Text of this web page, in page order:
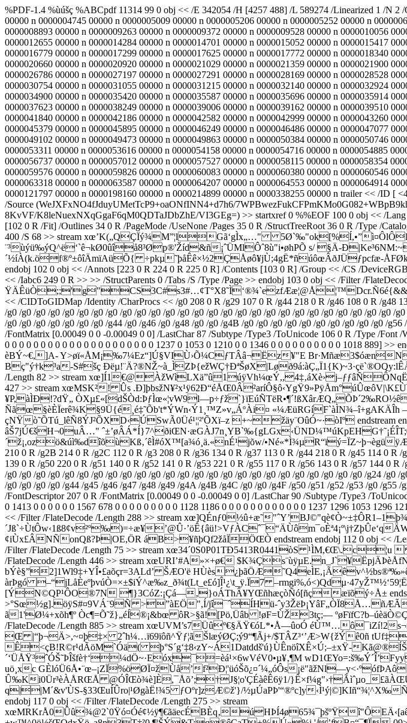
%PDF-1.4 %ùúšç %ABCpdf 11314 99 0 obj << /E 342054 /H [4257 488] /L 589274 /Linearized 1 /N
00000 n 0000004745 00000 n 0000005009 00000 n 0000005206 00000 n 0000005252 00000 n
0000008893 00000 n 0000009263 00000 n 0000009372 00000 n 0000009528 00000 n 0000010056
0000012655 00000 n 0000014284 00000 n 0000014701 00000 n 0000015052 00000 n 0000015417
0000016779 00000 n 0000017299 00000 n 0000017625 00000 n 0000017772 00000 n 0000018340
0000020660 00000 n 0000020920 00000 n 0000021029 00000 n 0000021359 00000 n 0000021900
0000026786 00000 n 0000027197 00000 n 0000027291 00000 n 0000028169 00000 n 0000028528
0000030754 00000 n 0000031055 00000 n 0000031215 00000 n 0000032140 00000 n 0000032924
0000034900 00000 n 0000035420 00000 n 0000035587 00000 n 0000035696 00000 n 0000035914
0000037623 00000 n 0000038249 00000 n 0000039006 00000 n 0000039162 00000 n 0000039510
0000041840 00000 n 0000042186 00000 n 0000042582 00000 n 0000042999 00000 n 0000043260
0000045379 00000 n 0000045895 00000 n 0000046249 00000 n 0000046486 00000 n 0000047077
0000049102 00000 n 0000049473 00000 n 0000049863 00000 n 0000050384 00000 n 0000050746
0000053311 00000 n 0000053616 00000 n 0000054158 00000 n 0000054716 00000 n 0000054885
0000056737 00000 n 0000057012 00000 n 0000057527 00000 n 0000058115 00000 n 0000058354
0000059576 00000 n 0000059826 00000 n 0000060083 00000 n 0000060380 00000 n 0000060546
0000063318 00000 n 0000063587 00000 n 0000064207 00000 n 0000064553 00000 n 0000064914
0000121797 00000 n 0000198160 00000 n 0000214899 00000 n 0000338255 00000 n trailer << /ID [
/Source (WeJXFxNO4fJduyUMetTcP9+oaONfINN4+d7h6/
8KvVF/K8leNuexNXqGgaF6qM0QDTaJDbZhE/VI3GEg=) >> startxref 0 %%EOF 100 0 obj << /
[102 0 R /Fit] /Outlines 34 0 R /PageMode /UseNone /Pages 35 0 R /StructTreeRoot 36 0 R /Type /
400 /S 68 >> stream xœ­’K(„QÇÏý¾M”¦lGã‘gÌx„…"
¨³ùýü‰ýQ^ë‘`ê¬kØ0ûîå8³Øp®'Žíd­&ñ¡ˆÜMlÔˆ8ù"i•øhPÕ s/ §Ä-
´½íÀ(k.öf®º±ôîÄmïAüÕ{ ÷pkµ˜þåÊê×½2ÇÅøô¥jÙ;4gË*ñúôœÂðJÜƒpcfæ-
endobj 102 0 obj << /Annots [223 0 R 224 0 R 225 0 R] /Contents [103 0 R] /Group << /CS /
<< /Iabc6 249 0 R >> >> /StructParents 0 /Tabs /S /Type /Page >> endobj 103 0 obj << /Filter /
<< /CIDToGIDMap /Identity /CharProcs << /g0 208 0 R /g29 107 0 R /g44 218 0 R /g46 108 0 R /g48
/g0 /g0 /g0 /g0 /g0 /g0 /g0 /g0 /g0 /g0 /g0 /g0 /g0 /g0 /g0 /g0 /g0 /g0 /g0 /g0 /g0 /g0 /g0 /g0 /g0 /g0 /g0 /
/g0 /g0 /g0 /g0 /g0 /g0 /g0 /g44 /g0 /g46 /g0 /g48 /g0 /g0 /g4B /g0 /g0 /g0 /g0 /g0 /g0 /g0 /g0 /g0 /g0 /
/FontMatrix [0.00049 0 0 -0.00049 0 0] /LastChar 87 /Subtype /Type3 /ToUnicode 106 0 R /Type /Font
0 0 0 0 0 0 0 0 0 0 0 0 0 0 0 0 0 0 0 0 0 1237 0 1053 0 1210 0 0 1346 0 0 0 0 0 0 0 0 0 0 1018
èBÝ~€,]A- Y>øï«ÅM¡‰7¼Ez“]Ú§VIÙ›Õ¼CƒTÂâ¬Ëz¥"E Br·Mñæ3$óæn
Bç"ý†k³a-S#šç
/Length 82 >> stream
427 >> stream xœMSK²! Ûs
¥P,àÌÐ!?dŸ„
Ñãœ§èÈÏerê¾K§9Ü{é¸é‡˜Õb't*ÝWn‹Ý1¸™Z»v„ÁºÀi¤
çNŸò˜ÕTú_lêÑ8ÝJ²ÕXD‹ÚSwÃ0Üé¹¦¦²'ÕXï–z +~žäy¨OûÓ~·òIº endstream
âŠ7jÚ€šH¬0uÂ…"
´ž¡,ozö&úì‰dîõùKß‚´êÌ#óX™[a¾ó¸ä.«nÉ¹jõw/•Né«*Ì¾µR“ïý=ÏZ~þ¬ègü
210 0 R /g2B 214 0 R /g2C 112 0 R /g3 208 0 R /g36 134 0 R /g37 113 0 R /g44 218 0 R /g45 114 0
139 0 R /g50 220 0 R /g51 140 0 R /g52 141 0 R /g53 221 0 R /g55 117 0 R /g56 143 0 R /g57 144 0
/g0 /g0 /g0 /g0 /g0 /g0 /g0 /g0 /g0 /g0 /g0 /g0 /g0 /g0 /g0 /g0 /g0 /g0 /g0 /g0 /g0 /g0 /g0 /g0 /g0 /g24 /
/g0 /g0 /g0 /g0 /g44 /g45 /g46 /g47 /g48 /g49 /g4A /g4B /g4C /g0 /g0 /g4F /g50 /g51 /g52 /g53 /g0 /
/FontDescriptor 207 0 R /FontMatrix [0.00049 0 0 -0.00049 0 0] /LastChar 90 /Subtype /Type3 /
0 1413 0 0 0 0 0 0 1567 678 0 0 0 0 0 0 0 0 0 1128 1186 0 0 0 0 0 0 0 0 0 0 0 0 1237 1296 1053 1296
<< /Filter /FlateDecode /Length 288 >> stream xœ]QÉnƒ0½û+æ˜
´Jß`÷ÙtÔw‹1ß8¢v²º‰)=÷æ¥
¢iÙx£ÂNÑonQß?Þ|OE,ÖR áB>¥ñþQf2žåÏÖŒÒ endstream endobj 112 0 obj << /
/Filter /FlateDecode /Length 75 >> stream xœ34´0S0P01TÐ5413R0441òS
/FlateDecode /Length 446 >> stream xœURI’#A»×+ø€
bÝè§”2]1Wl9‡+YÎ•£aõçr=3ALd’ ŠÆO'ë
àrÞgó –“jLåÈeºþvúÒ=×±$iÝ^æ‰z_ð¾t(Lt_e£ó]Î¹¿\t_ÿ.Ï7
[ÝN©QP¹ÔO®7N ¶}3CóZ:¡Çá—‚}oÁThÂ¥YŒñhæçòÑó[ñçæïõý÷Å±
>°Sœ½g].öÿS#¤9VÁ¨9Ñ >”àEÖ",Í/jî¯ˆÍHü-
ã1'Ø¼+xõh¶º Òc¶=Õ˜ž}„éÍ®¡&bœ ôR>§ã![Pö,Üâb !øF=ÙŽ3tç;—
/FlateDecode /Length 885 >> stream xœUVM’s7Üûº€§ÄŸ€óL*•Å—ûoÓ éÙ™…ô¯iZí!2
Œ |“þ¬Ä>,~¤þ‡× 2ˆh¼…ï69ïôñ^Ÿƒ¦ãŠlæýØÇ;ý9“¶Ãj+/$TÂZ³‘’Æ>W{žÝê0ñ
Ê<çB!R©r¹dÃöM`Óä( þ°S´g‘‡8‹zY~Á1Datddš'ú}ÙÊnöîXÊ×Ú;–±xŸ-
´‘ÜÅŸ³ˆÓŠ˜ÞÎšfè†‘¼dÖ~·Eóx¯=èá¹×6wVéV0•µ¥‚¶M
uö¸xc GÈlóÜ6Å•¨œ–¡ZÏ%öØÏ¤žÙå’f²Ð¦'üóŠõ¿¤´¼„óÔs
Û‰Ki0Ür³èÀÅRŒÅ @ÓÎŒò¾è]È,¯Åõ’;†J§¦o'ÇÉàêÊ6ÿ1/}Ê×f¼g"›†Ã­ìˆµo_
q|­|M´&v'ÙS-§33ŒuÍÛro|¹ØgàË!¾5 ƒOºr]zÆ©ž'}/½µÚaPÞ'“®ºc]y‹Ì¹ý|©]KIñ“¾¦^X‰
endobj 117 0 obj << /Filter /FlateDecode /Length 275 >> stream
xœMRKrÅ0Ûû¾@2`0Ÿó¤Óé¢½ÿ¶€ãäecÉBÈq‚úHÞÍ4ø65¾¯þšºŸ